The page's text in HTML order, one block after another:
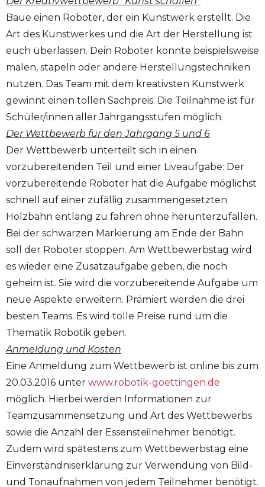
Baue einen Roboter, der ein Kunstwerk erstellt. Die
Art des Kunstwerkes und die Art der Herstellung ist
euch überlassen. Dein Roboter könnte beispielsweise
malen, stapeln oder andere Herstellungstechniken
nutzen. Das Team mit dem kreativsten Kunstwerk
gewinnt einen tollen Sachpreis. Die Teilnahme ist für
Schüler/innen aller Jahrgangsstufen möglich.
Der Wettbewerb für den Jahrgang 5 und 6
Der Wettbewerb unterteilt sich in einen
vorzubereitenden Teil und einer Liveaufgabe: Der
vorzubereitende Roboter hat die Aufgabe möglichst
schnell auf einer zufällig zusammengesetzten
Holzbahn entlang zu fahren ohne herunterzufallen.
Bei der schwarzen Markierung am Ende der Bahn
soll der Roboter stoppen. Am Wettbewerbstag wird
es wieder eine Zusatzaufgabe geben, die noch
geheim ist. Sie wird die vorzubereitende Aufgabe um
neue Aspekte erweitern. Prämiert werden die drei
besten Teams. Es wird tolle Preise rund um die
Thematik Robotik geben.
Anmeldung und Kosten
Eine Anmeldung zum Wettbewerb ist online bis zum
20.03.2016 unter www.robotik-goettingen.de
möglich. Hierbei werden Informationen zur
Teamzusammensetzung und Art des Wettbewerbs
sowie die Anzahl der Essensteilnehmer benötigt.
Zudem wird spätestens zum Wettbewerbstag eine
Einverständniserklärung zur Verwendung von Bild-
und Tonaufnahmen von jedem Teilnehmer benötigt.